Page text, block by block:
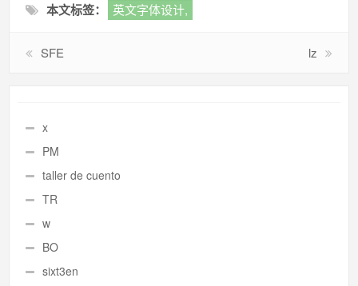
本文标签： 英文字体设计,
SFE lz
x
PM
taller de cuento
TR
w
BO
sixt3en